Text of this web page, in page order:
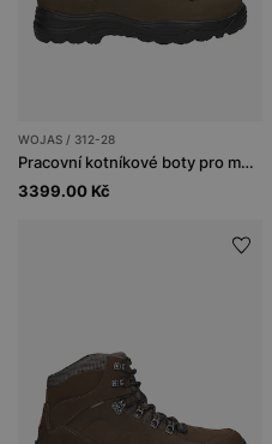
WOJAS / 312-28
Pracovní kotníkové boty pro muže s membránou a propíchnutí odolnou mezipodešví
3399.00 Kč